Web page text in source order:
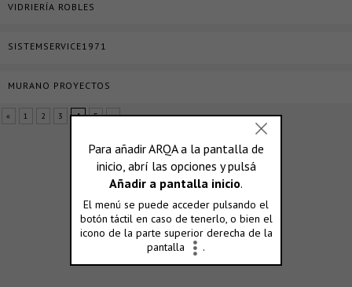
VIDRIERÍA ROBLES
SISTEMSERVICE1971
MURANO PROYECTOS
« 1 2 3 4 5 »